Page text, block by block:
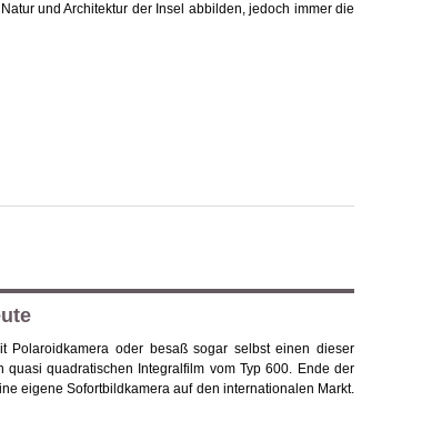
und Architektur der Insel abbilden, jedoch immer die
oder besaß sogar selbst einen dieser
quadratischen Integralfilm vom Typ 600. Ende der
eigene Sofortbildkamera auf den internationalen Markt.